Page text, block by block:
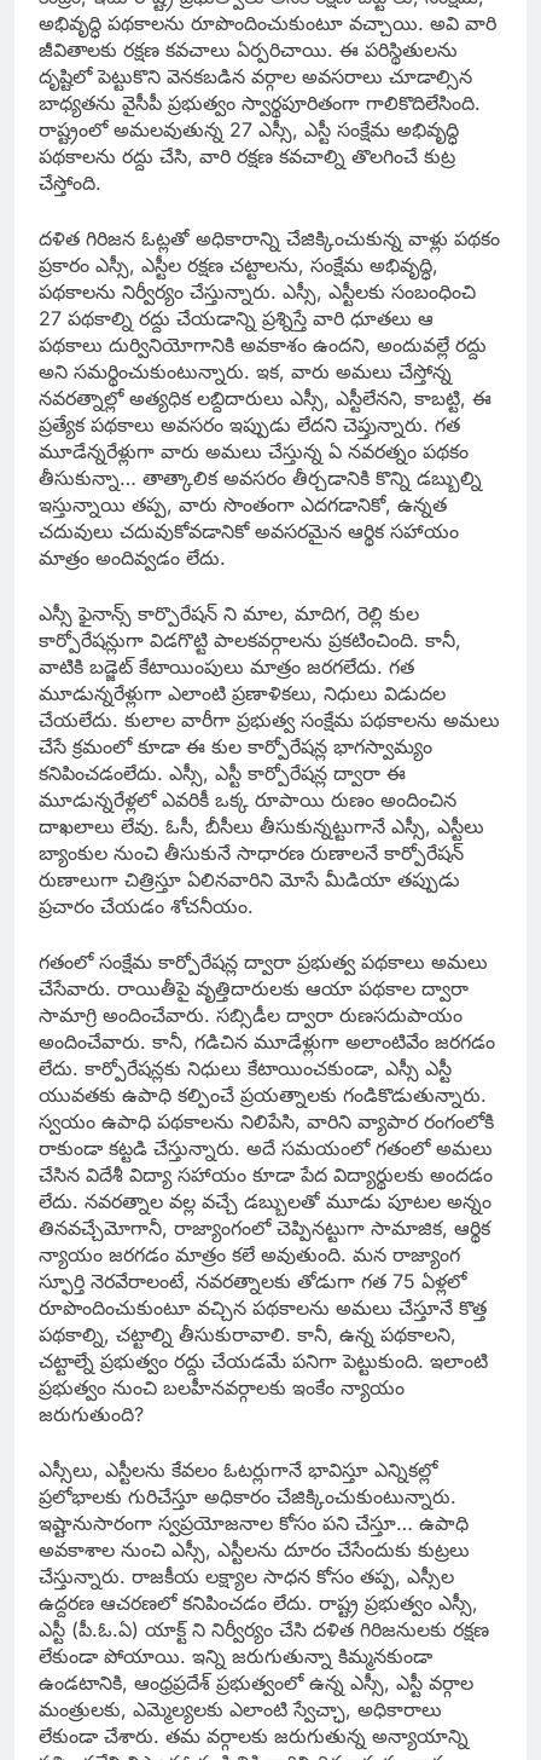
అభివృద్ధి పథకాలను రూపొందించుకుంటూ వచ్చాయి. అవి వారి
జీవితాలకు రక్షణ కవచాలు ఏర్పరిచాయి. ఈ పరిస్థితులను
దృష్టిలో పెట్టుకొని వెనకబడిన వర్గాల అవసరాలు చూడాల్సిన
బాధ్యతను వైసీపీ ప్రభుత్వం స్వార్థపూరితంగా గాలికొదిలేసింది.
రాష్ట్రంలో అమలవుతున్న 27 ఎస్సీ, ఎస్టీ సంక్షేమ అభివృద్ధి
పథకాలను రద్దు చేసి, వారి రక్షణ కవచాల్ని తొలగించే కుట్ర
చేస్తోంది.
దళిత గిరిజన ఓట్లతో అధికారాన్ని చేజిక్కించుకున్న వాళ్లు పథకం
ప్రకారం ఎస్సీ, ఎస్టీల రక్షణ చట్టాలను, సంక్షేమ అభివృద్ధి,
పథకాలను నిర్వీర్యం చేస్తున్నారు. ఎస్సీ, ఎస్టీలకు సంబంధించి
27 పథకాల్ని రద్దు చేయడాన్ని ప్రశ్నిస్తే వారి ధూతలు ఆ
పథకాలు దుర్వినియోగానికి అవకాశం ఉందని, అందువల్లే రద్దు
అని సమర్థించుకుంటున్నారు. ఇక, వారు అమలు చేస్తోన్న
నవరత్నాల్లో అత్యధిక లబ్దిదారులు ఎస్సీ, ఎస్టీలేనని, కాబట్టి, ఈ
ప్రత్యేక పథకాలు అవసరం ఇప్పుడు లేదని చెప్తున్నారు. గత
మూడేన్నరేళ్లుగా వారు అమలు చేస్తున్న ఏ నవరత్నం పథకం
తీసుకున్నా… తాత్కాలిక అవసరం తీర్చడానికి కొన్ని డబ్బుల్ని
ఇస్తున్నాయి తప్ప, వారు సొంతంగా ఎదగడానికో, ఉన్నత
చదువులు చదువుకోవడానికో అవసరమైన ఆర్థిక సహాయం
మాత్రం అందివ్వడం లేదు.
ఎస్సీ ఫైనాన్స్‌ కార్పొరేషన్‌ ని మాల, మాదిగ, రెల్లి కుల
కార్పోరేషన్లుగా విడగొట్టి పాలకవర్గాలను ప్రకటించింది. కానీ,
వాటికి బడ్జెట్‌ కేటాయింపులు మాత్రం జరగలేదు. గత
మూడున్నరేళ్లుగా ఎలాంటి ప్రణాళికలు, నిధులు విడుదల
చేయలేదు. కులాల వారీగా ప్రభుత్వ సంక్షేమ పథకాలను అమలు
చేసే క్రమంలో కూడా ఈ కుల కార్పోరేషన్ల భాగస్వామ్యం
కనిపించడంలేదు. ఎస్సీ, ఎస్టీ కార్పోరేషన్ల ద్వారా ఈ
మూడున్నరేళ్లలో ఎవరికీ ఒక్క రూపాయి రుణం అందించిన
దాఖలాలు లేవు. ఓసీ, బీసీలు తీసుకున్నట్టుగానే ఎస్సీ, ఎస్టీలు
బ్యాంకుల నుంచి తీసుకునే సాధారణ రుణాలనే కార్పోరేషన్‌
రుణాలుగా చిత్రిస్తూ ఏలినవారిని మోసే మీడియా తప్పుడు
ప్రచారం చేయడం శోచనీయం.
గతంలో సంక్షేమ కార్పోరేషన్ల ద్వారా ప్రభుత్వ పథకాలు అమలు
చేసేవారు. రాయితీపై వృత్తిదారులకు ఆయా పథకాల ద్వారా
సామాగ్రి అందించేవారు. సబ్సిడీల ద్వారా రుణసదుపాయం
అందించేవారు. కానీ, గడిచిన మూడేళ్లుగా అలాంటివేం జరగడం
లేదు. కార్పోరేషన్లకు నిధులు కేటాయించకుండా, ఎస్సీ ఎస్టీ
యువతకు ఉపాధి కల్పించే ప్రయత్నాలకు గండికొడుతున్నారు.
స్వయం ఉపాధి పథకాలను నిలిపేసి, వారిని వ్యాపార రంగంలోకి
రాకుండా కట్టడి చేస్తున్నారు. అదే సమయంలో గతంలో అమలు
చేసిన విదేశీ విద్యా సహాయం కూడా పేద విద్యార్థులకు అందడం
లేదు. నవరత్నాల వల్ల వచ్చే డబ్బులతో మూడు పూటల అన్నం
తినవచ్చేమోగానీ, రాజ్యాంగంలో చెప్పినట్టుగా సామాజిక, ఆర్థిక
న్యాయం జరగడం మాత్రం కలే అవుతుంది. మన రాజ్యాంగ
స్ఫూర్తి నెరవేరాలంటే, నవరత్నాలకు తోడుగా గత 75 ఏళ్లలో
రూపొందించుకుంటూ వచ్చిన పథకాలను అమలు చేస్తూనే కొత్త
పథకాల్ని, చట్టాల్ని తీసుకురావాలి. కానీ, ఉన్న పథకాలని,
చట్టాల్నే ప్రభుత్వం రద్దు చేయడమే పనిగా పెట్టుకుంది. ఇలాంటి
ప్రభుత్వం నుంచి బలహీనవర్గాలకు ఇంకేం న్యాయం
జరుగుతుంది?
ఎస్సీలు, ఎస్టీలను కేవలం ఓటర్లుగానే భావిస్తూ ఎన్నికల్లో
ప్రలోభాలకు గురిచేస్తూ అధికారం చేజిక్కించుకుంటున్నారు.
ఇష్టానుసారంగా స్వప్రయోజనాల కోసం పని చేస్తూ… ఉపాధి
అవకాశాల నుంచి ఎస్సీ, ఎస్టీలను దూరం చేసేందుకు కుట్రలు
చేస్తున్నారు. రాజకీయ లక్ష్యాల సాధన కోసం తప్ప, ఎస్సీల
ఉద్దరణ ఆచరణలో కనిపించడం లేదు. రాష్ట్ర ప్రభుత్వం ఎస్సీ,
ఎస్టీ (పీ.ఓ.ఏ) యాక్ట్‌ ని నిర్వీర్యం చేసి దళిత గిరిజనులకు రక్షణ
లేకుండా పోయాయి. ఇన్ని జరుగుతున్నా కిమ్మనకుండా
ఉండటానికి, ఆంధ్రప్రదేశ్‌ ప్రభుత్వంలో ఉన్న ఎస్సీ, ఎస్టీ వర్గాల
మంత్రులకు, ఎమ్మెల్యలకు ఎలాంటి స్వేచ్ఛా, అధికారాలు
లేకుండా చేశారు. తమ వర్గాలకు జరుగుతున్న అన్యాయాన్ని